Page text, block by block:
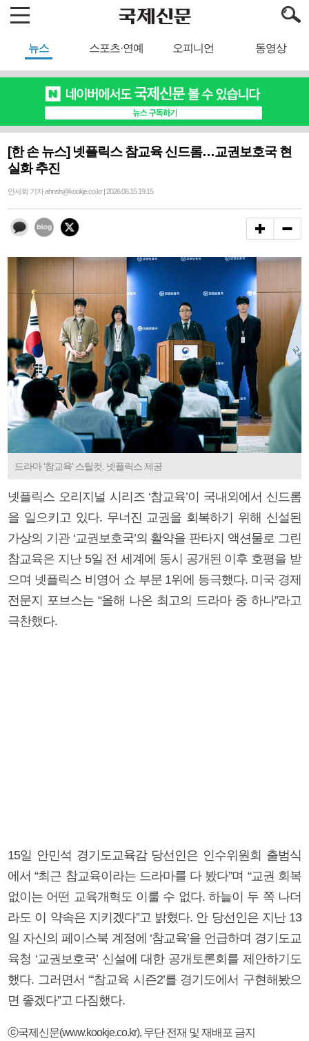
뉴스 스포츠·연예 오피니언 동영상
[한 손 뉴스] 넷플릭스 참교육 신드롬…교권보호국 현
실화 추진
안세희 기자 ahnsh@kookje.co.kr | 2026.06.15 19:15
드라마 '참교육' 스틸컷. 넷플릭스 제공
넷플릭스 오리지널 시리즈 ‘참교육’이 국내외에서 신드롬
을 일으키고 있다. 무너진 교권을 회복하기 위해 신설된
가상의 기관 ‘교권보호국’의 활약을 판타지 액션물로 그린
참교육은 지난 5일 전 세계에 동시 공개된 이후 호평을 받
으며 넷플릭스 비영어 쇼 부문 1위에 등극했다. 미국 경제
전문지 포브스는 “올해 나온 최고의 드라마 중 하나”라고
극찬했다.
15일 안민석 경기도교육감 당선인은 인수위원회 출범식
에서 “최근 참교육이라는 드라마를 다 봤다”며 “교권 회복
없이는 어떤 교육개혁도 이룰 수 없다. 하늘이 두 쪽 나더
라도 이 약속은 지키겠다”고 밝혔다. 안 당선인은 지난 13
일 자신의 페이스북 계정에 ‘참교육’을 언급하며 경기도교
육청 ‘교권보호국’ 신설에 대한 공개토론회를 제안하기도
했다. 그러면서 “‘참교육 시즌2’를 경기도에서 구현해봤으
면 좋겠다”고 다짐했다.
ⓒ국제신문(www.kookje.co.kr), 무단 전재 및 재배포 금지